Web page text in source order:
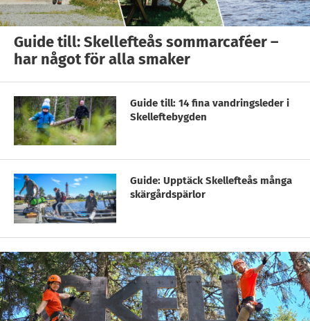
Guide till: Skellefteås sommarcaféer –
har något för alla smaker
Guide till: 14 fina vandringsleder i
Skelleftebygden
Guide: Upptäck Skellefteås många
skärgårdspärlor